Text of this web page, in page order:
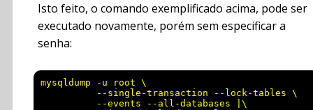
Isto feito, o comando exemplificado acima, pode ser
executado novamente, porém sem especificar a
senha:
mysqldump -u root \
          --single-transaction --lock-tables \
          --events --all-databases |\